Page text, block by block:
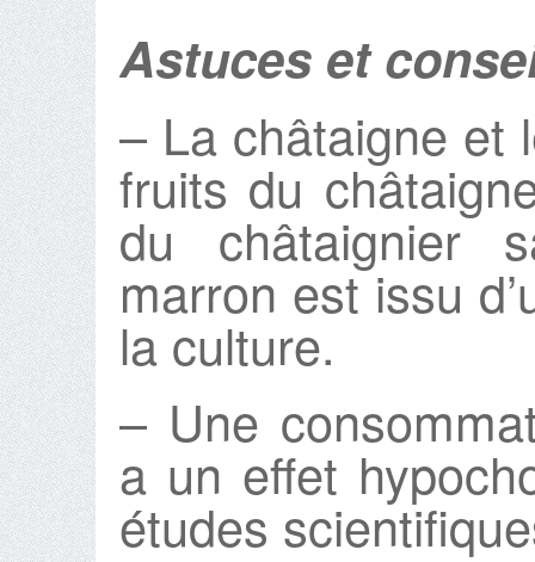
Astuces et
– La châtaigne et
fruits du
du châtaignier
marron est issu
la culture.
– Une
a un effet
études